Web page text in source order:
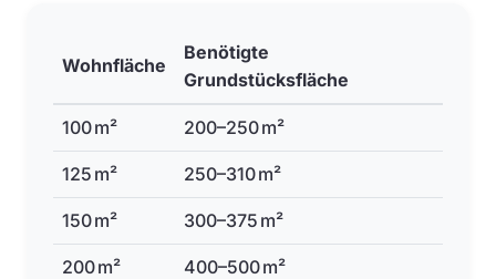
Wohnfläche
Benötigte
Grundstücksfläche
100 m² 200–250 m²
125 m² 250–310 m²
150 m² 300–375 m²
200 m² 400–500 m²